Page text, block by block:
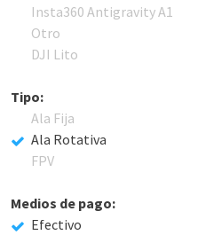
Insta360 Antigravity A1
Otro
DJI Lito
Tipo:
Ala Fija
Ala Rotativa
FPV
Medios de pago:
Efectivo